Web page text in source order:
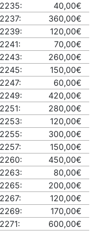
2235:
40,00€
2237:
360,00€
2239:
120,00€
2241:
70,00€
2243:
260,00€
2245:
150,00€
2247:
60,00€
2249:
420,00€
2251:
280,00€
2253:
120,00€
2255:
300,00€
2257:
150,00€
2260:
450,00€
2263:
80,00€
2265:
200,00€
2267:
120,00€
2269:
170,00€
2271:
600,00€